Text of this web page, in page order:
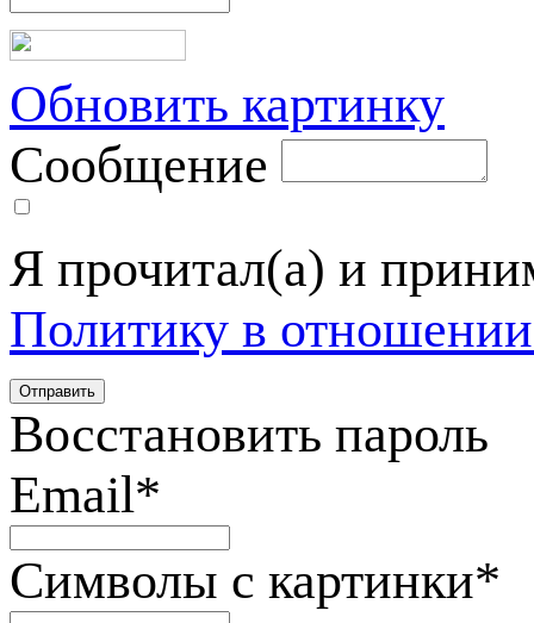
Обновить картинку
Сообщение
Я прочитал(а) и
Политику в
Восстановить пароль
Email*
Символы с картинки*